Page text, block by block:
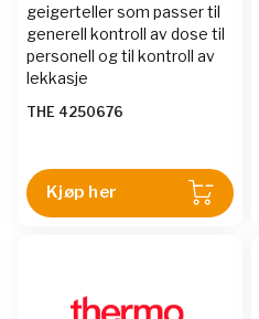
geigerteller som passer til
generell kontroll av dose til
personell og til kontroll av
lekkasje
THE 4250676
Kjøp her